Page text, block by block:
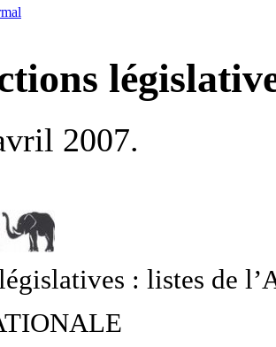
2007.
: listes de